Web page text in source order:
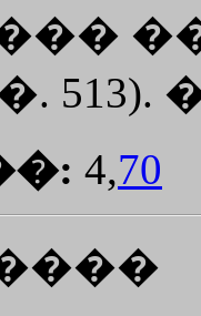
4,70